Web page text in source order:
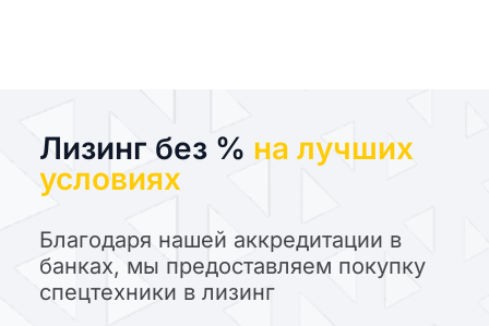
Лизинг без % на лучших
условиях
Благодаря нашей аккредитации в
банках, мы предоставляем покупку
спецтехники в лизинг